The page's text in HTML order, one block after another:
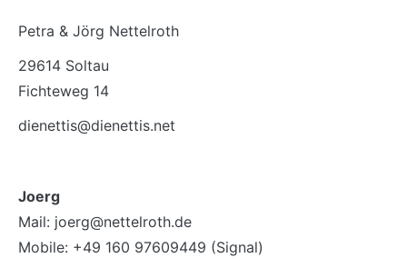
Petra & Jörg Nettelroth
29614 Soltau
Fichteweg 14
dienettis@dienettis.net
Joerg
Mail: joerg@nettelroth.de
Mobile: +49 160 97609449 (Signal)